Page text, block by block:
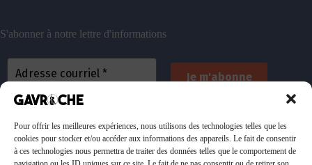
Pour offrir les meilleures expériences, nous utilisons des technologies telles que les
cookies pour stocker et/ou accéder aux informations des appareils. Le fait de consentir
à ces technologies nous permettra de traiter des données telles que le comportement de
S'abonner à notre lettre d'informations
emails. Vous pouvez vous désinscrire à tout
moment. Consulteznotre politique de confidentialité
pour plus d’informations.